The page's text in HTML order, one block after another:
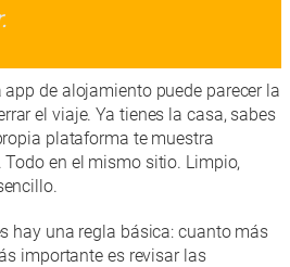
de alojamiento puede parecer la
el viaje. Ya tienes la casa, sabes
plataforma te muestra
en el mismo sitio. Limpio,
hay una regla básica: cuanto más
importante es revisar las